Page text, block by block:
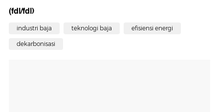
(fdl/fdl)
industri baja teknologi baja efisiensi energi
dekarbonisasi